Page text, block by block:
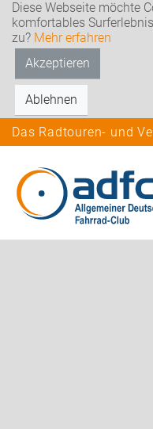
Diese Webseite möchte
komfortables
zu? Mehr erfahren
Akzeptieren
Ablehnen
Das Radtouren- und